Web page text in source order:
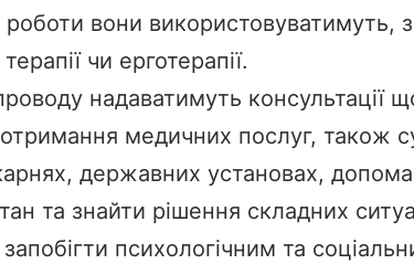
вони використовуватимуть,
чи ерготерапії.
надаватимуть консультації
медичних послуг, також
державних установах,
та знайти рішення складних
психологічним та